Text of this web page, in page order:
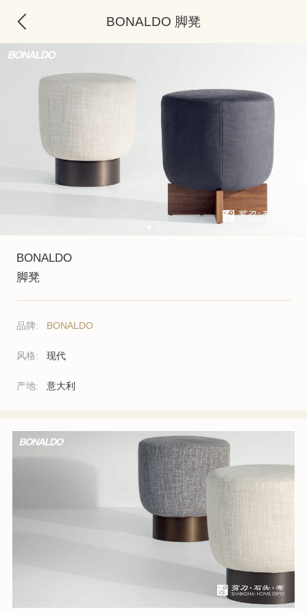
BONALDO 脚凳
BONALDO
脚凳
品牌: BONALDO
风格: 现代
产地: 意大利